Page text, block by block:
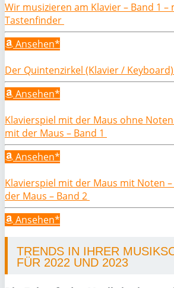
Wir musizieren am Klavier – Band 1 –
Tastenfinder
Ansehen*
Der Quintenzirkel (Klavier /
Ansehen*
Klavierspiel mit der Maus ohne
mit der Maus – Band 1
Ansehen*
Klavierspiel mit der Maus mit Noten
der Maus – Band 2
Ansehen*
TRENDS IN IHRER
FÜR 2022 UND 2023